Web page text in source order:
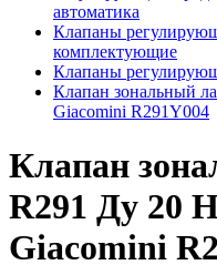
автоматика
Клапаны
комплектующие
Клапаны
Клапан зональный
Giacomini R291Y004
Клапан
R291 Ду 20
Giacomini